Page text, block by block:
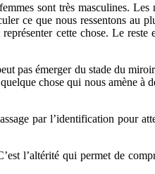
sont très masculines. Les
ce que nous ressentons au
cette chose. Le reste
pas émerger du stade du
chose qui nous amène à
par l’identification pour
l’altérité qui permet de